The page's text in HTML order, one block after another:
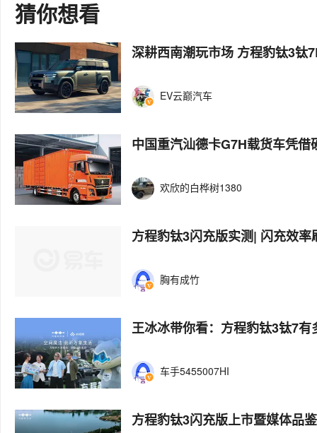
猜你想看
深耕西南潮玩市场 方程豹钛3钛
EV云巅汽车
中国重汽汕德卡G7H载货车凭
欢欣的白桦树1380
方程豹钛3闪充版实测| 闪充效
胸有成竹
王冰冰带你看：方程豹钛3钛7有
车手5455007HI
方程豹钛3闪充版上市暨媒体品